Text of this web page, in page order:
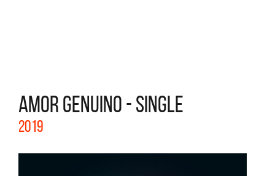
AMOR GENUINO - SINGLE
2019